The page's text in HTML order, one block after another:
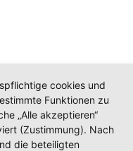
cookies und
Funktionen zu
„Alle akzeptieren“
(Zustimmung). Nach
die beteiligten